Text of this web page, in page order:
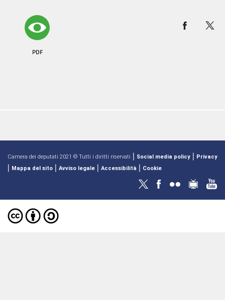
PDF
Camera dei deputati 2021 © Tutti i diritti riservati | Social media policy | Privacy
| Mappa del sito | Avviso legale | Accessibilità | Cookie